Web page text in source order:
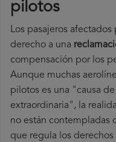
pilotos
Los pasajeros
derecho a una
compensación por los
Aunque muchas
pilotos es una "causa
extraordinaria", la
no están contempladas
que regula los derechos